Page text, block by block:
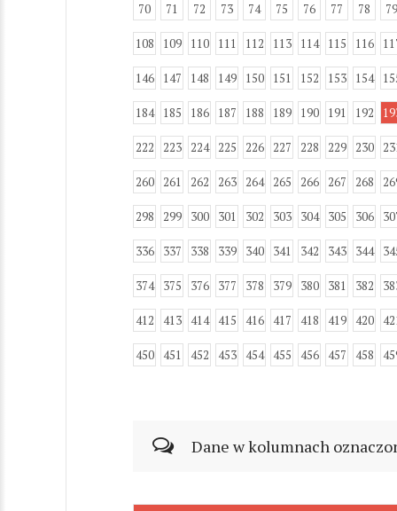
70 71 72 73 74 75 76 77 78 79
108 109 110 111 112 113 114 115 116
146 147 148 149 150 151 152 153 154
184 185 186 187 188 189 190 191 192
222 223 224 225 226 227 228 229 230
260 261 262 263 264 265 266 267 268
298 299 300 301 302 303 304 305 306
336 337 338 339 340 341 342 343 344
374 375 376 377 378 379 380 381 382
412 413 414 415 416 417 418 419 420
450 451 452 453 454 455 456 457 458
Dane w kolumnach